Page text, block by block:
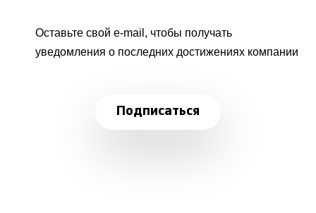
Оставьте свой e-mail, чтобы получать
уведомления о последних достижениях компании
Подписаться